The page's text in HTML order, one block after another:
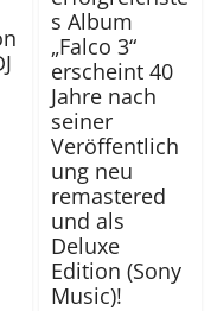
s Album
„Falco 3“
erscheint 40
Jahre nach
seiner
Veröffentlich
ung neu
remastered
und als
Deluxe
Edition (Sony
Music)!